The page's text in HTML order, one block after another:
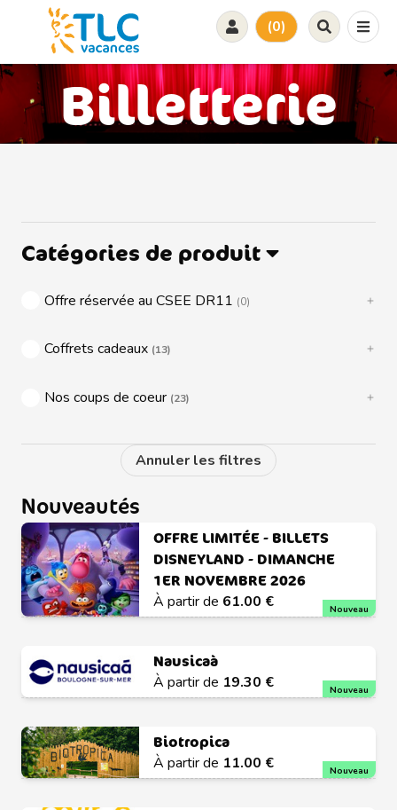
(0)
Billetterie
Catégories de produit
Offre réservée au CSEE DR11 (0)
Coffrets cadeaux (13)
Nos coups de coeur (23)
Nouveautés
OFFRE LIMITÉE - BILLETS
DISNEYLAND - DIMANCHE
1ER NOVEMBRE 2026
À partir de 61.00 € Nouveau
Nausicaà
À partir de 19.30 € Nouveau
Biotropica
À partir de 11.00 € Nouveau